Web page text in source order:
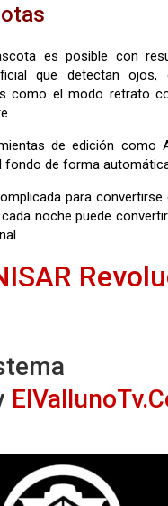
es posible con
que detectan ojos,
como el modo retrato
de edición como
de forma
para convertirse
noche puede